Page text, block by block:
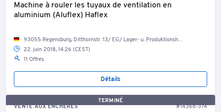
Machine à rouler les tuyaux de ventilation en
aluminium (Aluflex) Haflex
93055 Regensburg, Ditthornstr. 13/ EG/ Lager- u. Produktionshalle
22. juin 2018, 14:26 (CEST)
11 Offres
Détails
TERMINÉ
VENTE AUX ENCHÈRES
#14368-374